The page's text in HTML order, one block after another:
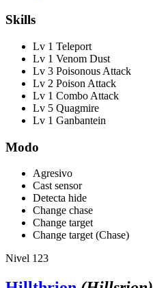
Skills
Lv 1 Teleport
Lv 1 Venom Dust
Lv 3 Poisonous Attack
Lv 2 Poison Attack
Lv 1 Combo Attack
Lv 5 Quagmire
Lv 1 Ganbantein
Modo
Agresivo
Cast sensor
Detecta hide
Change chase
Change target
Change target (Chase)
Nivel 123